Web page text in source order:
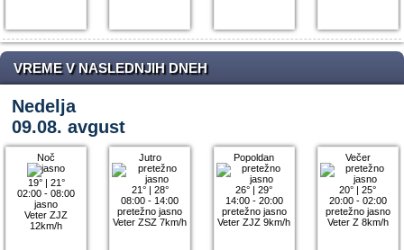
VREME V NASLEDNJIH DNEH
Nedelja
09.08. avgust
Noč
19°| 21°
02:00 - 08:00
jasno
Veter ZJZ
12km/h
Jutro
21°| 28°
08:00 - 14:00
pretežno jasno
Veter ZSZ 7km/h
Popoldan
26° |29°
14:00 - 20:00
pretežno jasno
Veter ZJZ 9km/h
Večer
20° |25°
20:00 - 02:00
pretežno jasno
Veter Z 8km/h